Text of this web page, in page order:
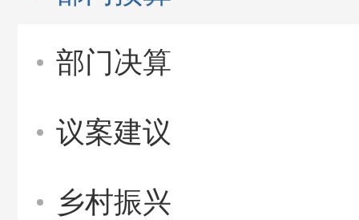
部门决算
议案建议
乡村振兴